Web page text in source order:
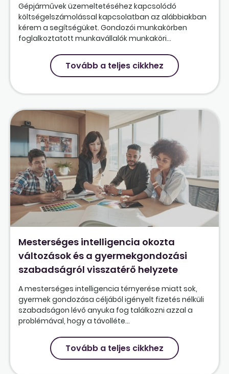
Gépjárművek üzemeltetéséhez kapcsolódó
költségelszámolással kapcsolatban az alábbiakban
kérem a segítségüket. Gondozói munkakörben
foglalkoztatott munkavállalók munkaköri...
Tovább a teljes cikkhez
Mesterséges intelligencia okozta
változások és a gyermekgondozási
szabadságról visszatérő helyzete
A mesterséges intelligencia térnyerése miatt sok,
gyermek gondozása céljából igényelt fizetés nélküli
szabadságon lévő anyuka fog találkozni azzal a
problémával, hogy a távolléte...
Tovább a teljes cikkhez